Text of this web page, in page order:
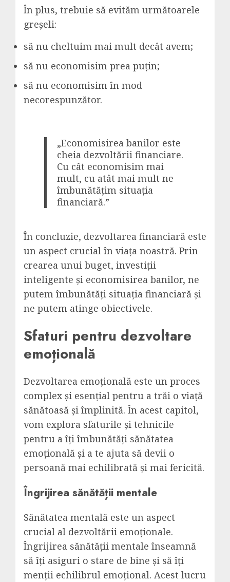
În plus, trebuie să evităm următoarele
greșeli:
să nu cheltuim mai mult decât avem;
să nu economisim prea puțin;
să nu economisim în mod
necorespunzător.
„Economisirea banilor este
cheia dezvoltării financiare.
Cu cât economisim mai
mult, cu atât mai mult ne
îmbunătățim situația
financiară.”
În concluzie, dezvoltarea financiară este
un aspect crucial în viața noastră. Prin
crearea unui buget, investiții
inteligente și economisirea banilor, ne
putem îmbunătăți situația financiară și
ne putem atinge obiectivele.
Sfaturi pentru dezvoltare
emoțională
Dezvoltarea emoțională este un proces
complex și esențial pentru a trăi o viață
sănătoasă și împlinită. În acest capitol,
vom explora sfaturile și tehnicile
pentru a îți îmbunătăți sănătatea
emoțională și a te ajuta să devii o
persoană mai echilibrată și mai fericită.
Îngrijirea sănătății mentale
Sănătatea mentală este un aspect
crucial al dezvoltării emoționale.
Îngrijirea sănătății mentale înseamnă
să îți asiguri o stare de bine și să îți
menții echilibrul emoțional. Acest lucru